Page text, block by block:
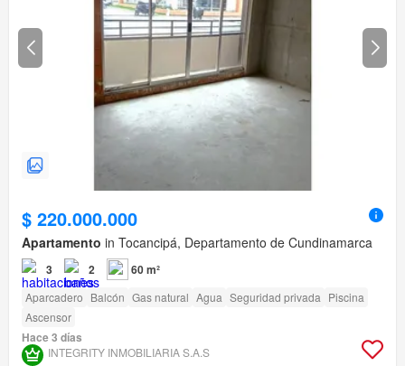
$ 220.000.000
Apartamento in Tocancipá, Departamento de Cundinamarca
3 2 60 m²
Aparcadero Balcón Gas natural Agua Seguridad privada Piscina
Ascensor
Hace 3 días
INTEGRITY INMOBILIARIA S.A.S